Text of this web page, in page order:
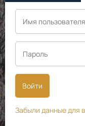
Войти
Забыли данные для